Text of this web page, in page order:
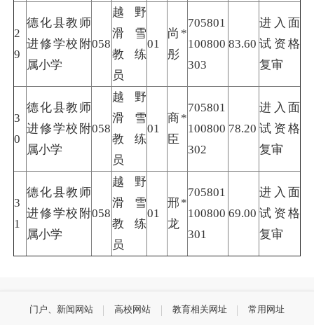
2
9
德化县教师
进修学校附
属小学
058
越野
滑雪
教练
员
01
尚*
彤
705801
100800
303
83.60
进入面
试资格
复审
3
0
德化县教师
进修学校附
属小学
058
越野
滑雪
教练
员
01
商*
臣
705801
100800
302
78.20
进入面
试资格
复审
3
1
德化县教师
进修学校附
属小学
058
越野
滑雪
教练
员
01
邢*
龙
705801
100800
301
69.00
进入面
试资格
复审
门户、新闻网站 高校网站 教育相关网址 常用网址